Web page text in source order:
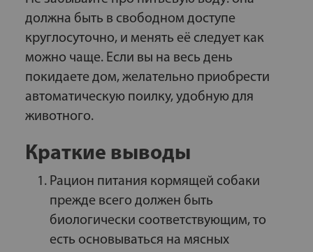
должна быть в свободном доступе
круглосуточно, и менять её следует как
можно чаще. Если вы на весь день
покидаете дом, желательно приобрести
автоматическую поилку, удобную для
животного.
Краткие выводы
Рацион питания кормящей собаки
прежде всего должен быть
биологически соответствующим, то
есть основываться на мясных